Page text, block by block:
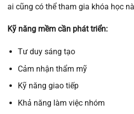
ai cũng có thể tham gia khóa học
Kỹ năng mềm cần phát triển:
Tư duy sáng tạo
Cảm nhận thẩm mỹ
Kỹ năng giao tiếp
Khả năng làm việc nhóm